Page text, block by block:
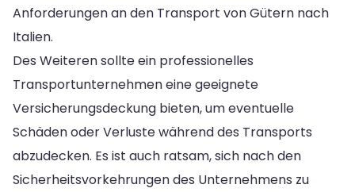
Anforderungen an den Transport von Gütern nach
Italien.
Des Weiteren sollte ein professionelles
Transportunternehmen eine geeignete
Versicherungsdeckung bieten, um eventuelle
Schäden oder Verluste während des Transports
abzudecken. Es ist auch ratsam, sich nach den
Sicherheitsvorkehrungen des Unternehmens zu